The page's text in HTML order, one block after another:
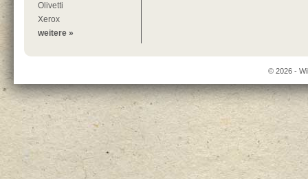
Olivetti
Xerox
weitere »
© 2026 -